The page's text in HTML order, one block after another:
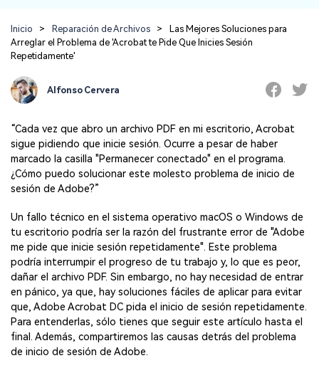
Repara correos dañados de Outlook
Inicio > Reparación de Archivos >
Las Mejores Soluciones para
Arreglar el Problema de 'Acrobat te Pide Que Inicies Sesión
Repetidamente'
Alfonso Cervera
“Cada vez que abro un archivo PDF en mi escritorio, Acrobat
sigue pidiendo que inicie sesión. Ocurre a pesar de haber
marcado la casilla "Permanecer conectado" en el programa.
¿Cómo puedo solucionar este molesto problema de inicio de
sesión de Adobe?”
Un fallo técnico en el sistema operativo macOS o Windows de
tu escritorio podría ser la razón del frustrante error de "Adobe
me pide que inicie sesión repetidamente". Este problema
podría interrumpir el progreso de tu trabajo y, lo que es peor,
dañar el archivo PDF. Sin embargo, no hay necesidad de entrar
en pánico, ya que, hay soluciones fáciles de aplicar para evitar
que, Adobe Acrobat DC pida el inicio de sesión repetidamente.
Para entenderlas, sólo tienes que seguir este artículo hasta el
final. Además, compartiremos las causas detrás del problema
de inicio de sesión de Adobe.